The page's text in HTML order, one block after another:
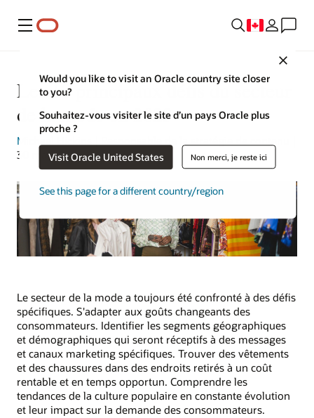
Menu
Would you like to visit an Oracle country site closer
to you?
Souhaitez-vous visiter le site d’un pays Oracle plus
proche ?
Visit Oracle United States Non merci, je reste ici
See this page for a different country/region
Les 10 principaux défis du secteur
de la mode en 2023
Michael Hickins
30 mai 2023
Le secteur de la mode a toujours été confronté à des défis
spécifiques. S'adapter aux goûts changeants des
consommateurs. Identifier les segments géographiques
et démographiques qui seront réceptifs à des messages
et canaux marketing spécifiques. Trouver des vêtements
et des chaussures dans des endroits retirés à un coût
rentable et en temps opportun. Comprendre les
tendances de la culture populaire en constante évolution
et leur impact sur la demande des consommateurs.